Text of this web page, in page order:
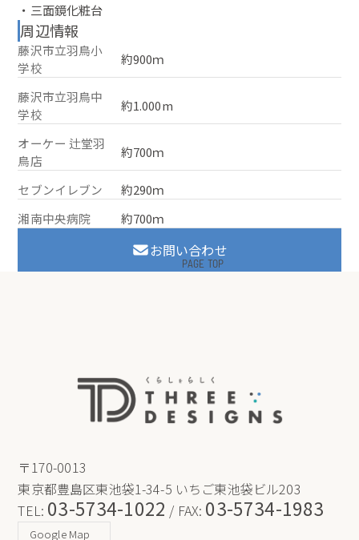
・三面鏡化粧台
周辺情報
藤沢市立羽鳥小
学校
約900ｍ
藤沢市立羽鳥中
学校
約1.000m
オーケー 辻堂羽
鳥店
約700ｍ
セブンイレブン
約290ｍ
湘南中央病院
約700ｍ
お問い合わせ
〒170-0013
東京都豊島区東池袋1-34-5 いちご東池袋ビル203
TEL: 03-5734-1022 / FAX: 03-5734-1983
Google Map
PAGE TOP